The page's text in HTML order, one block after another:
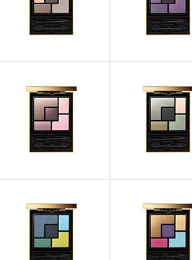
Couture Palette - 01 Tuxedo
OMBRES À PAUPIÈRES
Couture Palette - 04
Saharienne
OMBRES À
Couture
Surréaliste
OMBRES À PAUPIÈRES
Couture Palette - 07
Parisienne
OMBRES À
Couture Palette -
Garde